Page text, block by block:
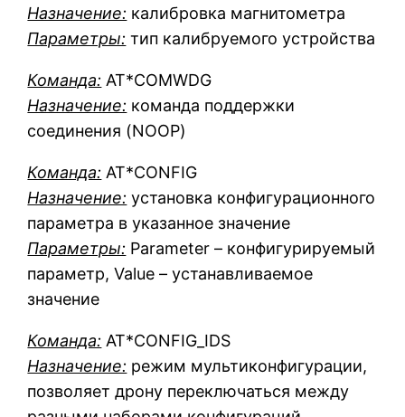
Назначение: калибровка магнитометра
Параметры: тип калибруемого устройства
Команда: AT*COMWDG
Назначение: команда поддержки
соединения (NOOP)
Команда: AT*CONFIG
Назначение: установка конфигурационного
параметра в указанное значение
Параметры: Parameter – конфигурируемый
параметр, Value – устанавливаемое
значение
Команда: AT*CONFIG_IDS
Назначение: режим мультиконфигурации,
позволяет дрону переключаться между